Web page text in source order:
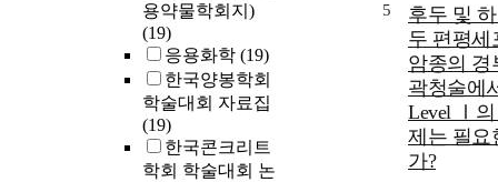
용약물학회지)
(19)
응용화학 (19)
한국양봉학회
학술대회 자료집
(19)
한국콘크리트
학회 학술대회 논
5
후두 및
두 편평세
암종의 경
곽청술에
Level Ⅰ의
제는 필요
가?